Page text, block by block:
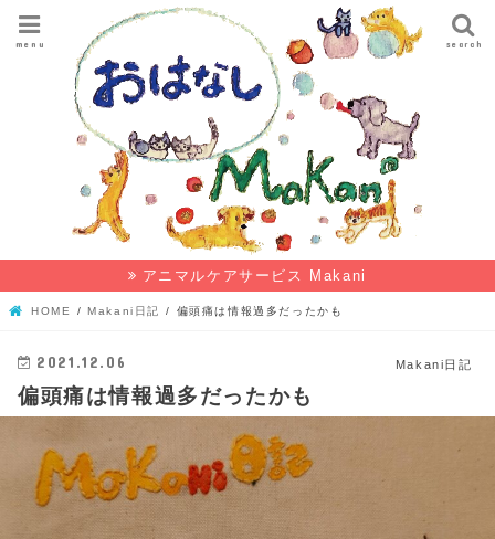
search
menu
アニマルケアサービス Makani
HOME Makani日記 偏頭痛は情報過多だったかも
Makani日記
2021.12.06
偏頭痛は情報過多だったかも